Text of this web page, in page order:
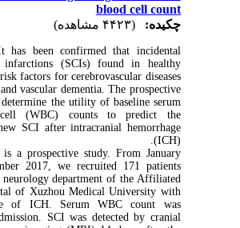
blood cell count
چکیده:
It has been confirmed that incidental
infarctions (SCIs) found in healthy
risk factors for cerebrovascular diseases
and vascular dementia. The prospective
determine the utility of baseline serum
cell (WBC) counts to predict the
new SCI after intracranial hemorrhage
(ICH).
is a prospective study. From January
2017, we recruited 171 patients
neurology department of the Affiliated
of Xuzhou Medical University with
of ICH. Serum WBC count was
SCI was detected by cranial